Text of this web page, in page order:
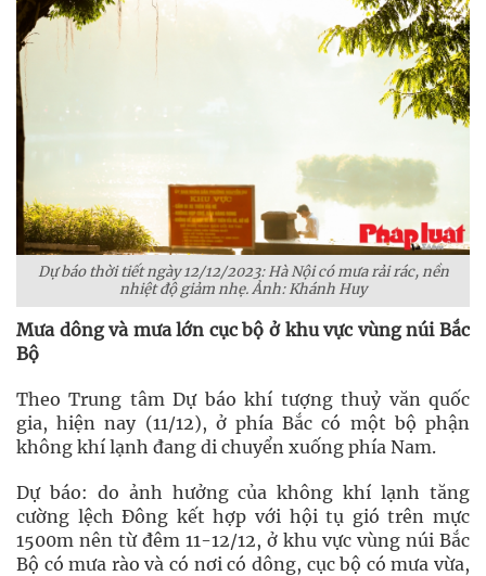
Dự báo thời tiết ngày 12/12/2023: Hà Nội có mưa rải rác, nền
nhiệt độ giảm nhẹ. Ảnh: Khánh Huy
Mưa dông và mưa lớn cục bộ ở khu vực vùng núi Bắc
Bộ
Theo Trung tâm Dự báo khí tượng thuỷ văn quốc
gia, hiện nay (11/12), ở phía Bắc có một bộ phận
không khí lạnh đang di chuyển xuống phía Nam.
Dự báo: do ảnh hưởng của không khí lạnh tăng
cường lệch Đông kết hợp với hội tụ gió trên mực
1500m nên từ đêm 11-12/12, ở khu vực vùng núi Bắc
Bộ có mưa rào và có nơi có dông, cục bộ có mưa vừa,